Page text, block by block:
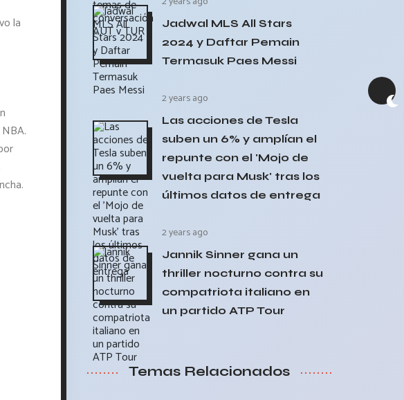
la
Jadwal MLS All Stars
2024 y Daftar Pemain
Termasuk Paes Messi
2 years ago
Las acciones de Tesla
suben un 6% y amplían el
repunte con el 'Mojo de
vuelta para Musk' tras los
últimos datos de entrega
2 years ago
Jannik Sinner gana un
thriller nocturno contra su
compatriota italiano en
un partido ATP Tour
Temas Relacionados